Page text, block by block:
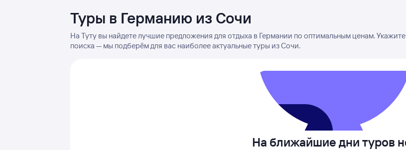
Туры в Германию из Сочи
На Туту вы найдете лучшие предложения для отдыха в Германии по оптимальным ценам.
поиска — мы подберём для вас наиболее актуальные туры из Сочи.
На ближайшие дни туров